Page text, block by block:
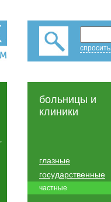
,
больницы и
клиники
глазные
государственные
частные